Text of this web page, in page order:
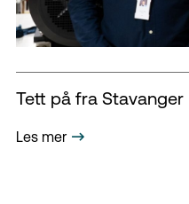
Tett på fra Stavanger
Les mer